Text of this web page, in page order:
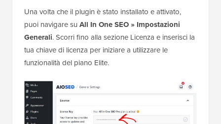
Una volta che il plugin è stato installato e attivato,
puoi navigare su All In One SEO» Impostazioni
Generali. Scorri fino alla sezione Licenza e inserisci la
tua chiave di licenza per iniziare a utilizzare le
funzionalità del piano Elite.